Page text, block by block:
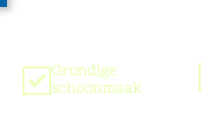
Grondige
schoonmaak